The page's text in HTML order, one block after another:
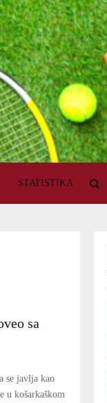
STATISTIKA
sa
se javlja kao
u košarkaškom